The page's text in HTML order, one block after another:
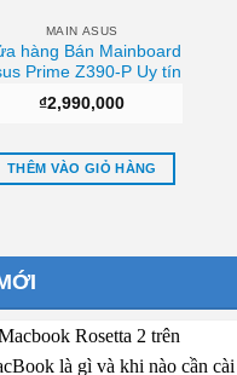
MAIN ASUS
hàng Bán Mainboard
Prime Z390-P Uy tín
₫2,990,000
THÊM VÀO GIỎ HÀNG